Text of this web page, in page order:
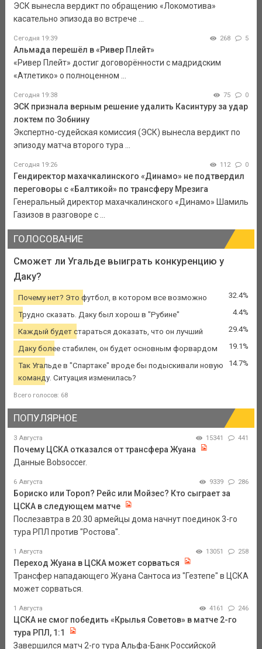
ЭСК вынесла вердикт по обращению «Локомотива»
касательно эпизода во встрече ...
Сегодня 19:39 268 5
Альмада перешёл в «Ривер Плейт»
«Ривер Плейт» достиг договорённости с мадридским
«Атлетико» о полноценном ...
Сегодня 19:38 75 0
ЭСК признала верным решение удалить Касинтуру за удар
локтем по Зобнину
Экспертно-судейская комиссия (ЭСК) вынесла вердикт по
эпизоду матча второго тура ...
Сегодня 19:26 112 0
Гендиректор махачкалинского «Динамо» не подтвердил
переговоры с «Балтикой» по трансферу Мрезига
Генеральный директор махачкалинского «Динамо» Шамиль
Газизов в разговоре с ...
ГОЛОСОВАНИЕ
Сможет ли Угальде выиграть конкуренцию у
Даку?
Почему нет? Это футбол, в котором все возможно 32.4%
Трудно сказать. Даку был хорош в "Рубине" 4.4%
Каждый будет стараться доказать, что он лучший 29.4%
Даку более стабилен, он будет основным форвардом 19.1%
Так Угальде в "Спартаке" вроде бы подыскивали новую
команду. Ситуация изменилась?
14.7%
Всего голосов: 68
ПОПУЛЯРНОЕ
3 Августа 15341 441
Почему ЦСКА отказался от трансфера Жуана
Данные Bobsoccer.
6 Августа 9339 286
Бориско или Тороп? Рейс или Мойзес? Кто сыграет за
ЦСКА в следующем матче
Послезавтра в 20.30 армейцы дома начнут поединок 3-го
тура РПЛ против "Ростова".
1 Августа 13051 258
Переход Жуана в ЦСКА может сорваться
Трансфер нападающего Жуана Сантоса из "Гезтепе" в ЦСКА
может сорваться.
1 Августа 4161 246
ЦСКА не смог победить «Крылья Советов» в матче 2-го
тура РПЛ, 1:1
Завершился матч 2-го тура Альфа-Банк Российской